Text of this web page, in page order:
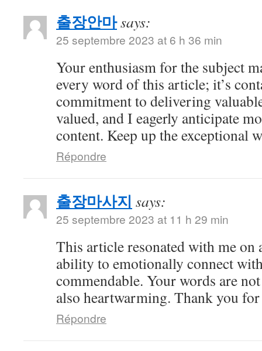
출장안마says:
25 septembre 2023 at 6 h 36 min
Your enthusiasm for the subject
every word of this article; it’s
commitment to delivering
valued, and I eagerly anticipate
content. Keep up the exceptional
Répondre
출장마사지 says:
25 septembre 2023 at 11 h 29 min
This article resonated with me on
ability to emotionally connect
commendable. Your words are
also heartwarming. Thank you
Répondre